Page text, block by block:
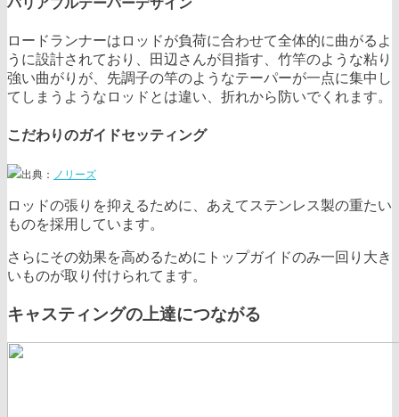
バリアブルテーパーデザイン
ロードランナーはロッドが負荷に合わせて全体的に曲がるよ
うに設計されており、田辺さんが目指す、竹竿のような粘り
強い曲がりが、先調子の竿のようなテーパーが一点に集中し
てしまうようなロッドとは違い、折れから防いでくれます。
こだわりのガイドセッティング
出典： ノリーズ
ロッドの張りを抑えるために、あえてステンレス製の重たい
ものを採用しています。
さらにその効果を高めるためにトップガイドのみ一回り大き
いものが取り付けられてます。
キャスティングの上達につながる